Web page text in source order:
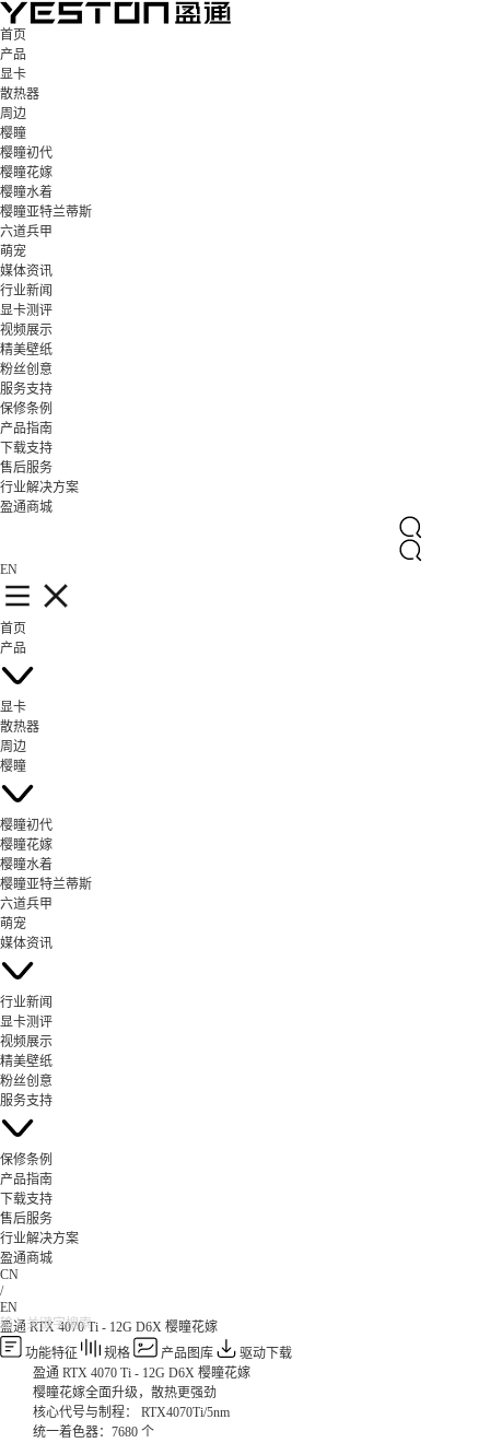
首页
产品
显卡
散热器
周边
樱瞳
樱瞳初代
樱瞳花嫁
樱瞳水着
樱瞳亚特兰蒂斯
六道兵甲
萌宠
媒体资讯
行业新闻
显卡测评
视频展示
精美壁纸
粉丝创意
服务支持
保修条例
产品指南
下载支持
售后服务
行业解决方案
盈通商城
EN
首页
产品
显卡
散热器
周边
樱瞳
樱瞳初代
樱瞳花嫁
樱瞳水着
樱瞳亚特兰蒂斯
六道兵甲
萌宠
媒体资讯
行业新闻
显卡测评
视频展示
精美壁纸
粉丝创意
服务支持
保修条例
产品指南
下载支持
售后服务
行业解决方案
盈通商城
CN
/
EN
盈通 RTX 4070 Ti - 12G D6X 樱瞳花嫁
功能特征
规格 产品图库
驱动下载
盈通 RTX 4070 Ti - 12G D6X 樱瞳花嫁
樱瞳花嫁全面升级，散热更强劲
核心代号与制程： RTX4070Ti/5nm
统一着色器：7680 个